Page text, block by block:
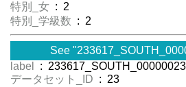
特別_女 : 2
特別_学級数 : 2
See
label
: 233617_SOUTH_00000023
データセット_ID : 23